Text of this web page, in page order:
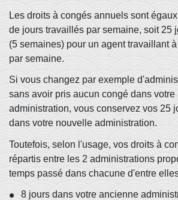
Les droits à congés annuels sont
de jours travaillés par semaine, soit 25
(5 semaines) pour un agent travaillant
par semaine.
Si vous changez par exemple
sans avoir pris aucun congé dans votre
administration, vous conservez vos 25
dans votre nouvelle administration.
Toutefois, selon l'usage, vos droits à
répartis entre les 2 administrations
temps passé dans chacune d'entre
8 jours dans votre ancienne